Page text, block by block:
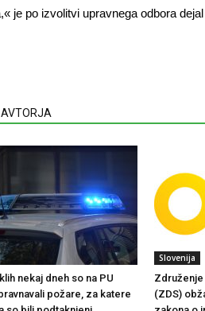
je po izvolitvi upravnega odbora
AVTORJA
nekaj dneh so na PU
požare, za katere
Slovenija
(ZDS)